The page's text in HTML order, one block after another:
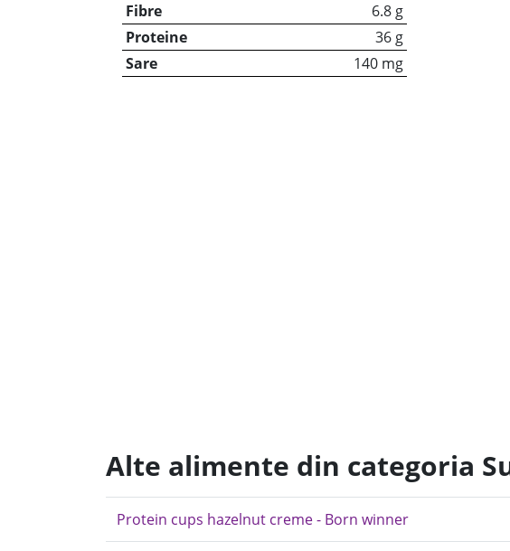
Fibre
6.8 g
Proteine
36 g
Sare
140 mg
Alte alimente din categoria
Protein cups hazelnut creme - Born winner